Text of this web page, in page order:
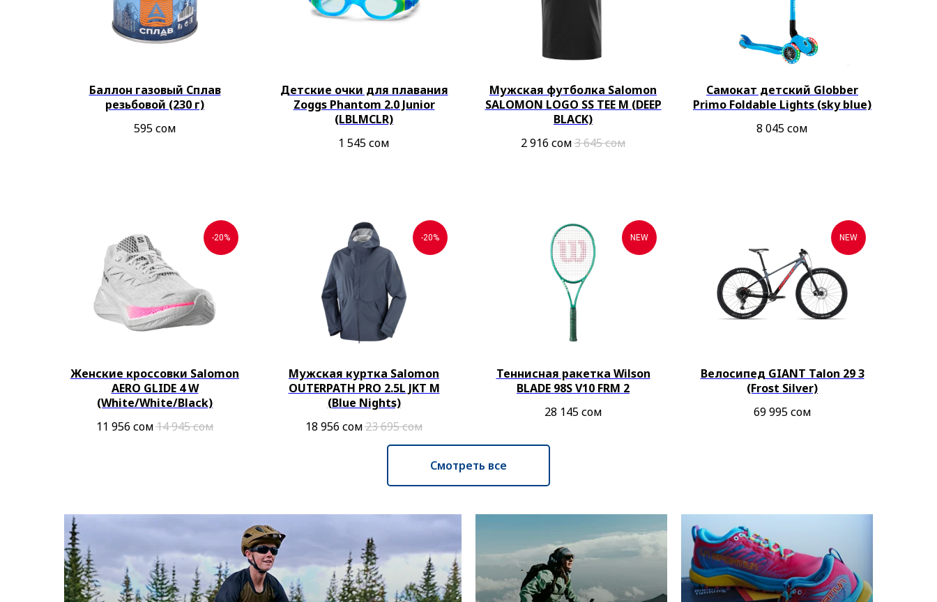
Баллон газовый Сплав
резьбовой (230 г)
595 сом
Детские очки для плавания
Zoggs Phantom 2.0 Junior
(LBLMCLR)
1 545сом
Мужская футболка Salomon
SALOMON LOGO SS TEE M (DEEP
BLACK)
2 916 сом3 645сом
Самокат детский Globber
Primo Foldable Lights (sky blue)
8 045сом
-20%
Женские кроссовки Salomon
AERO GLIDE 4 W
(White/White/Black)
11 956 сом14 945сом
-20%
Мужская куртка Salomon
OUTERPATH PRO 2.5L JKT M
(Blue Nights)
18 956 сом23 695сом
NEW
Теннисная ракетка Wilson
BLADE 98S V10 FRM 2
28 145 сом
NEW
Велосипед GIANT Talon 29 3
(Frost Silver)
69 995 сом
Смотреть все